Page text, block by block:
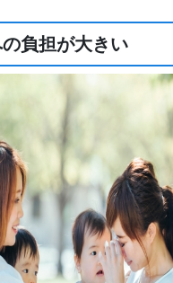
負担が大きい